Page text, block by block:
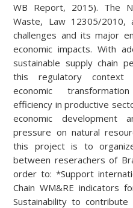
WB Report, 2015). The
Waste, Law 12305/2010,
challenges and its major
economic impacts. With
sustainable supply chain
this regulatory context
economic
efficiency in productive
economic development
pressure on natural
this project is to
between reserachers of
order to: *Support
Chain WM&RE indicators
Sustainability to contribute